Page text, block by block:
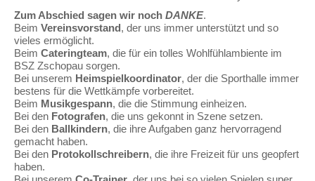
Zum Abschied sagen wir noch DANKE.
Beim Vereinsvorstand, der uns immer unterstützt und so
vieles ermöglicht.
Beim Cateringteam, die für ein tolles Wohlfühlambiente im
BSZ Zschopau sorgen.
Bei unserem Heimspielkoordinator, der die Sporthalle immer
bestens für die Wettkämpfe vorbereitet.
Beim Musikgespann, die die Stimmung einheizen.
Bei den Fotografen, die uns gekonnt in Szene setzen.
Bei den Ballkindern, die ihre Aufgaben ganz hervorragend
gemacht haben.
Bei den Protokollschreibern, die ihre Freizeit für uns geopfert
haben.